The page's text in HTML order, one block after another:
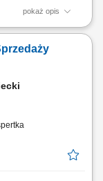
pokaż opis
Klientów,
Banku poprzez
detalicznych,